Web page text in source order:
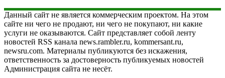
Данный сайт не является коммерческим проектом. На этом
сайте ни чего не продают, ни чего не покупают, ни какие
услуги не оказываются. Сайт представляет собой ленту
новостей RSS канала news.rambler.ru, kommersant.ru,
newsru.com. Материалы публикуются без искажения,
ответственность за достоверность публикуемых новостей
Администрация сайта не несёт.